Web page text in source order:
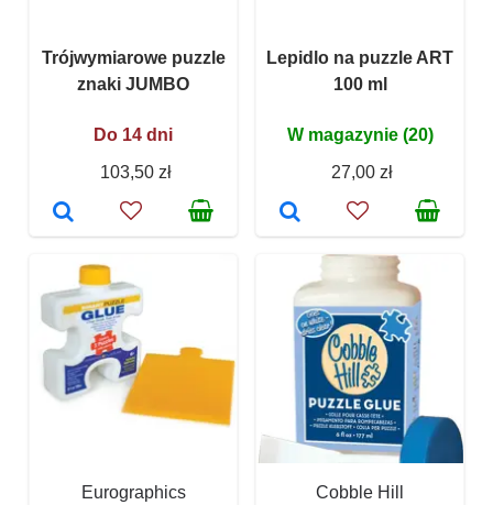
Trójwymiarowe puzzle
znaki JUMBO
Do 14 dni
103,50 zł
Lepidlo na puzzle ART
100 ml
W magazynie (20)
27,00 zł
Eurographics Cobble Hill